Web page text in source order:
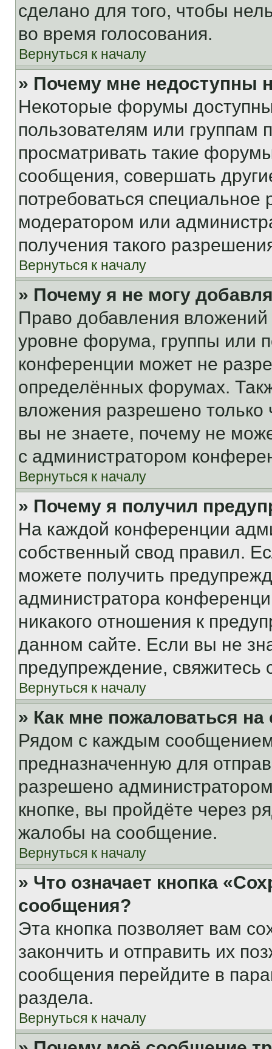
сделано для того, чтобы
во время голосования.
Вернуться к началу
» Почему мне недоступны
Некоторые форумы
пользователям или группам
просматривать такие
сообщения, совершать
потребоваться
модератором или
получения такого
Вернуться к началу
» Почему я не могу
Право добавления
уровне форума, группы или
конференции может не
определённых форумах.
вложения разрешено
вы не знаете, почему не
с администратором
Вернуться к началу
» Почему я получил
На каждой конференции
собственный свод правил.
можете получить
администратора
никакого отношения к
данном сайте. Если вы не
предупреждение,
Вернуться к началу
» Как мне пожаловаться
Рядом с каждым сообщением
предназначенную для
разрешено
кнопке, вы пройдёте через
жалобы на сообщение.
Вернуться к началу
» Что означает кнопка
сообщения?
Эта кнопка позволяет вам
закончить и отправить их
сообщения перейдите в
раздела.
Вернуться к началу